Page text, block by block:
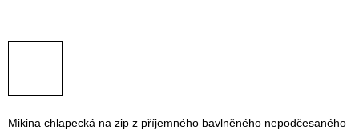
Mikina chlapecká na zip z příjemného bavlněného nepodčesaného